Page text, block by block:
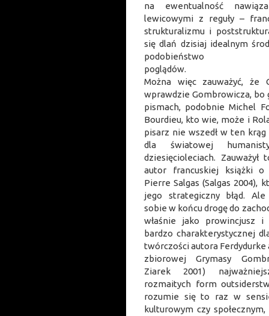
na ewentualność
lewicowymi z reguły –
strukturalizmu i
się dlań dzisiaj idealnym
podobieństwo
Można więc zauważyć, że
wprawdzie Gombrowicza, bo
pismach, podobnie Michel
Bourdieu, kto wie, może i
pisarz nie wszedł w ten
dla światowej
dziesięcioleciach.
autor francuskiej książki o
Pierre Salgas (Salgas 2004),
jego strategiczny błąd. Ale
sobie w końcu drogę do
właśnie jako prowincjusz i
bardzo charakterystycznej
twórczości autora
zbiorowej Grymasy
Ziarek 2001)
rozmaitych form
rozumie się to raz w
kulturowym czy